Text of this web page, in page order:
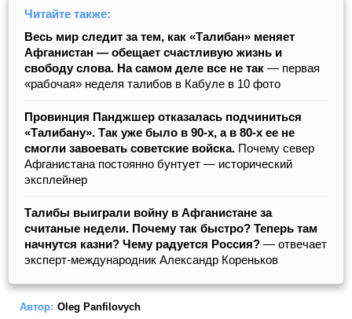
Читайте также:
Весь мир следит за тем, как «Талибан» меняет
Афганистан — обещает счастливую жизнь и
свободу слова. На самом деле все не так — первая
«рабочая» неделя талибов в Кабуле в 10 фото
Провинция Панджшер отказалась подчиниться
«Талибану». Так уже было в 90-х, а в 80-х ее не
смогли завоевать советские войска. Почему север
Афганистана постоянно бунтует — исторический
эксплейнер
Талибы выиграли войну в Афганистане за
считаные недели. Почему так быстро? Теперь там
начнутся казни? Чему радуется Россия? — отвечает
эксперт-международник Александр Кореньков
Автор: Oleg Panfilovych